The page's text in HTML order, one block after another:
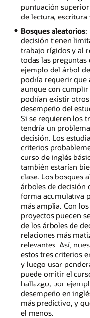
puntuación
de lectura, escritura
Bosques aleatorios:
decisión tienen
trabajo rígidos y al
todas las preguntas
ejemplo del árbol
podría requerir que
aunque con cumplir
podrían existir
desempeño del
Si se requieren los
tendría un
decisión. Los
criterios
curso de inglés
también estarían
clase. Los bosques
árboles de decisión
forma acumulativa
más amplia. Con
proyectos pueden
de los árboles de
relaciones más
relevantes. Así,
estos tres criterios
y luego usar
puede omitir el
hallazgo, por
desempeño en
más predictivo, y
el menos.